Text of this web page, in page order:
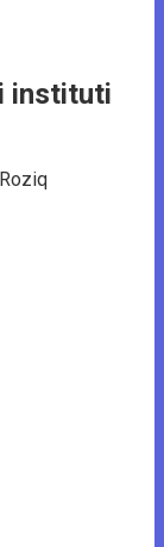
instituti